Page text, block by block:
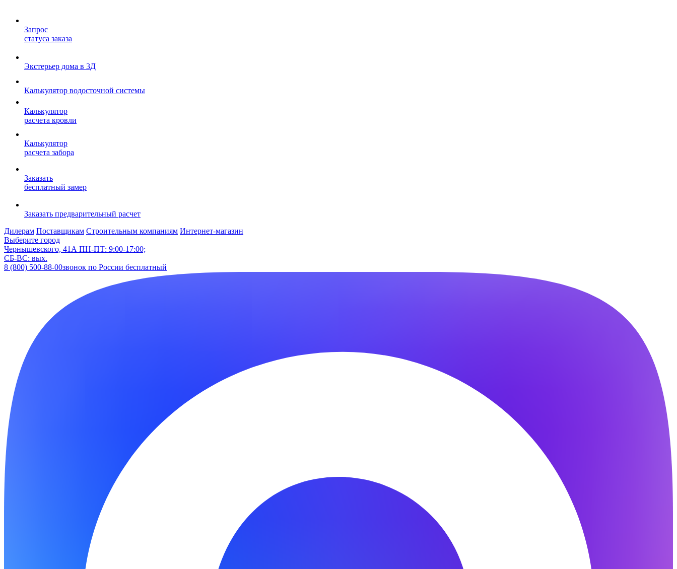
Запрос
статуса заказа
Экстерьер дома в 3Д
Калькулятор водосточной системы
Калькулятор
расчета кровли
Калькулятор
расчета забора
Заказать
бесплатный замер
Заказать предварительный расчет
Дилерам Поставщикам Строительным компаниям Интернет-магазин
Выберите город
Чернышевского, 41А ПН-ПТ: 9:00-17:00;
СБ-ВС: вых.
8 (800) 500-88-00звонок по России бесплатный